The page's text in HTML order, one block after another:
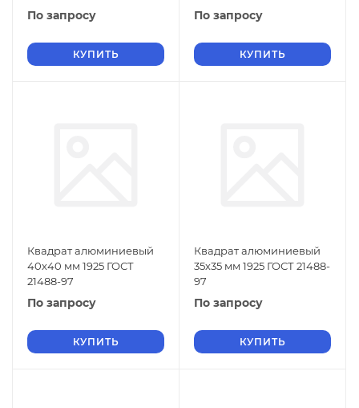
По запросу
КУПИТЬ
По запросу
КУПИТЬ
Квадрат алюминиевый
40х40 мм 1925 ГОСТ
21488-97
По запросу
КУПИТЬ
Квадрат алюминиевый
35х35 мм 1925 ГОСТ 21488-
97
По запросу
КУПИТЬ